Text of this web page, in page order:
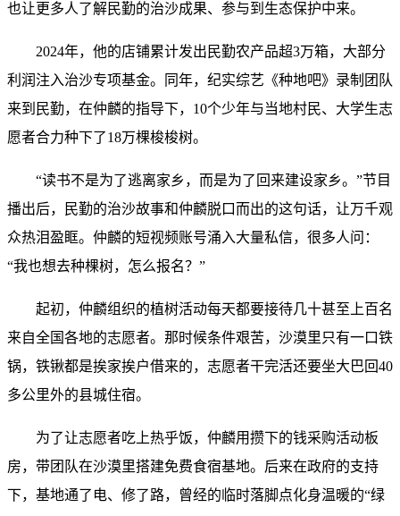
也让更多人了解民勤的治沙成果、参与到生态保护中来。
2024年，他的店铺累计发出民勤农产品超3万箱，大部分
利润注入治沙专项基金。同年，纪实综艺《种地吧》录制团队
来到民勤，在仲麟的指导下，10个少年与当地村民、大学生志
愿者合力种下了18万棵梭梭树。
“读书不是为了逃离家乡，而是为了回来建设家乡。”节目
播出后，民勤的治沙故事和仲麟脱口而出的这句话，让万千观
众热泪盈眶。仲麟的短视频账号涌入大量私信，很多人问：
“我也想去种棵树，怎么报名？”
起初，仲麟组织的植树活动每天都要接待几十甚至上百名
来自全国各地的志愿者。那时候条件艰苦，沙漠里只有一口铁
锅，铁锹都是挨家挨户借来的，志愿者干完活还要坐大巴回40
多公里外的县城住宿。
为了让志愿者吃上热乎饭，仲麟用攒下的钱采购活动板
房，带团队在沙漠里搭建免费食宿基地。后来在政府的支持
下，基地通了电、修了路，曾经的临时落脚点化身温暖的“绿